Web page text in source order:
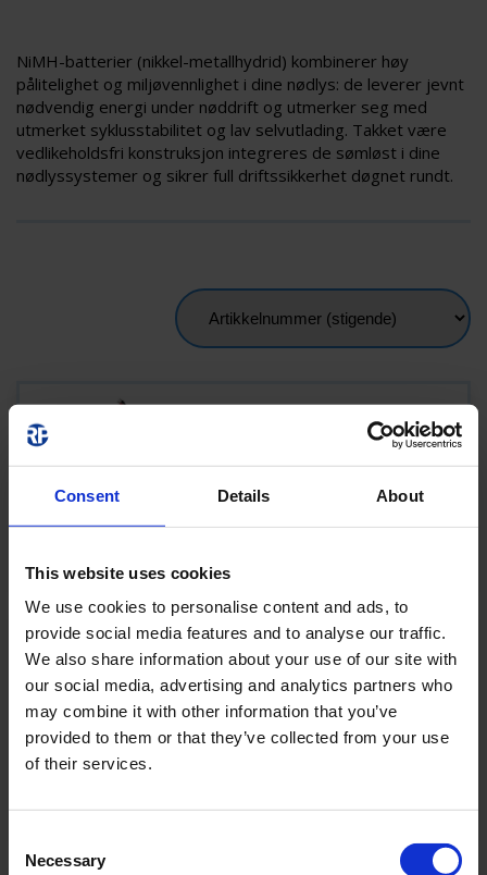
Consent Details About
This website uses cookies
We use cookies to personalise content and ads, to
provide social media features and to analyse our traffic.
We also share information about your use of our site with
our social media, advertising and analytics partners who
may combine it with other information that you’ve
provided to them or that they’ve collected from your use
of their services.
Selection
Necessary
NiMH-batterier (nikkel-metallhydrid) kombinerer høy
pålitelighet og miljøvennlighet i dine nødlys: de leverer jevnt
nødvendig energi under nøddrift og utmerker seg med
utmerket syklusstabilitet og lav selvutlading. Takket være
vedlikeholdsfri konstruksjon integreres de sømløst i dine
nødlyssystemer og sikrer full driftssikkerhet døgnet rundt.
NIMH1208P
NIMH1208P
0,8 AH
NEI
NIMH4805S.ST
NIMH4805S.ST
0,5 AH
4,8 V
NEI